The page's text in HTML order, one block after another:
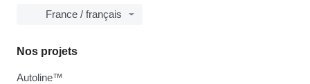
France / français
Nos projets
Autoline™